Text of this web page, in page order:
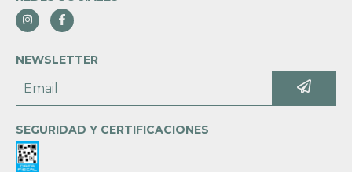
NEWSLETTER
SEGURIDAD Y CERTIFICACIONES